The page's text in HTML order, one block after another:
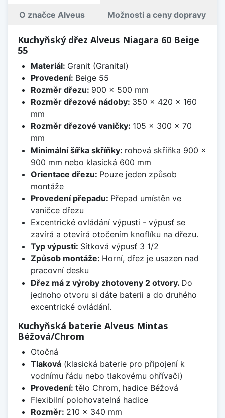
O značce Alveus Možnosti a ceny dopravy
Kuchyňský dřez Alveus Niagara 60 Beige
55
Materiál: Granit (Granital)
Provedení: Beige 55
Rozměr dřezu: 900 x 500 mm
Rozměr dřezové nádoby: 350 x 420 x 160
mm
Rozměr dřezové vaničky: 105 x 300 x 70
mm
Minimální šířka skříňky: rohová skříňka 900 x
900 mm nebo klasická 600 mm
Orientace dřezu: Pouze jeden způsob
montáže
Provedení přepadu: Přepad umístěn ve
vaničce dřezu
Excentrické ovládání výpusti - výpusť se
zavírá a otevírá otočením knoflíku na dřezu.
Typ výpusti: Sítková výpusť 3 1/2
Způsob montáže: Horní, dřez je usazen nad
pracovní desku
Dřez má z výroby zhotoveny 2 otvory. Do
jednoho otvoru si dáte baterii a do druhého
excentrické ovládání.
Kuchyňská baterie Alveus Mintas
Béžová/Chrom
Otočná
Tlaková(klasická baterie pro připojení k
vodnímu řádu nebo tlakovému ohřívači)
Provedení: tělo Chrom, hadice Béžová
Flexibilní polohovatelná hadice
Rozměr: 210 x 340 mm